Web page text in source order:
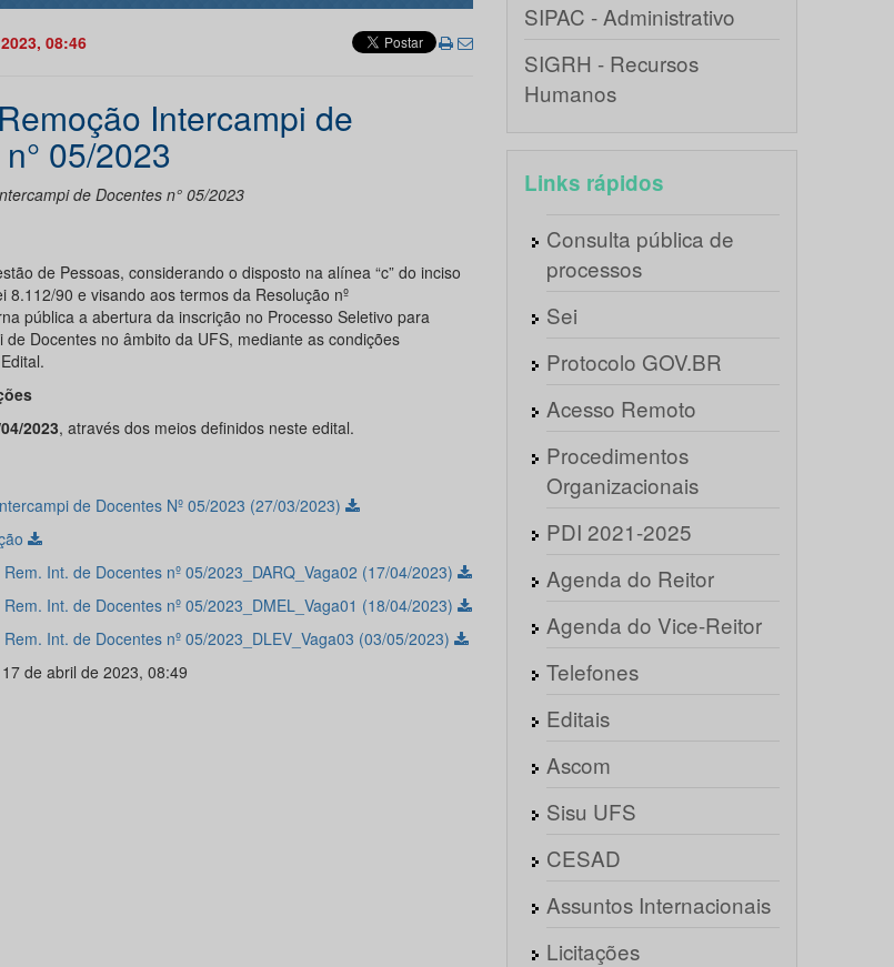
08:46
Intercampi de
05/2023
de Docentes n° 05/2023
de Pessoas, considerando o disposto na alínea “c” do inciso
8.112/90 e visando aos termos da Resolução nº
pública a abertura da inscrição no Processo Seletivo para
de Docentes no âmbito da UFS, mediante as condições
2023, através dos meios definidos neste edital.
de Docentes Nº 05/2023 (27/03/2023)
Int. de Docentes nº 05/2023_DARQ_Vaga02 (17/04/2023)
Int. de Docentes nº 05/2023_DMEL_Vaga01 (18/04/2023)
Int. de Docentes nº 05/2023_DLEV_Vaga03 (03/05/2023)
de abril de 2023, 08:49
SIPAC - Administrativo
SIGRH - Recursos
Humanos
Links rápidos
Consulta pública de
processos
Sei
Protocolo GOV.BR
Acesso Remoto
Procedimentos
Organizacionais
PDI 2021-2025
Agenda do Reitor
Agenda do Vice-Reitor
Telefones
Editais
Ascom
Sisu UFS
CESAD
Assuntos Internacionais
Licitações